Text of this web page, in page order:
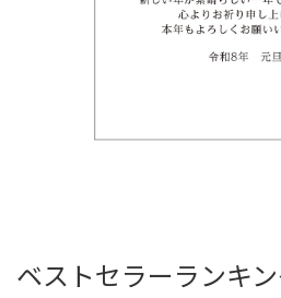
ベストセラーランキ